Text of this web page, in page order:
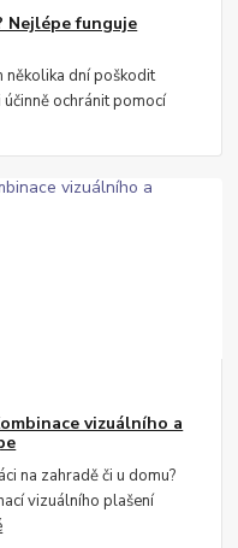
Nejlépe funguje
několika dní poškodit
ochránit pomocí
vizuálního a
na zahradě či u domu?
vizuálního plašení